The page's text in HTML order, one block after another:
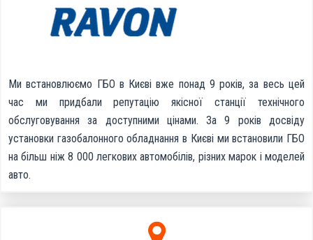
Ми встановлюємо ГБО в Києві вже понад 9 років, за весь цей
час ми придбали репутацію якісної станції технічного
обслуговування за доступними цінами. За 9 років досвіду
установки газобалонного обладнання в Києві ми встановили ГБО
на більш ніж 8 000 легкових автомобілів, різних марок і моделей
авто.